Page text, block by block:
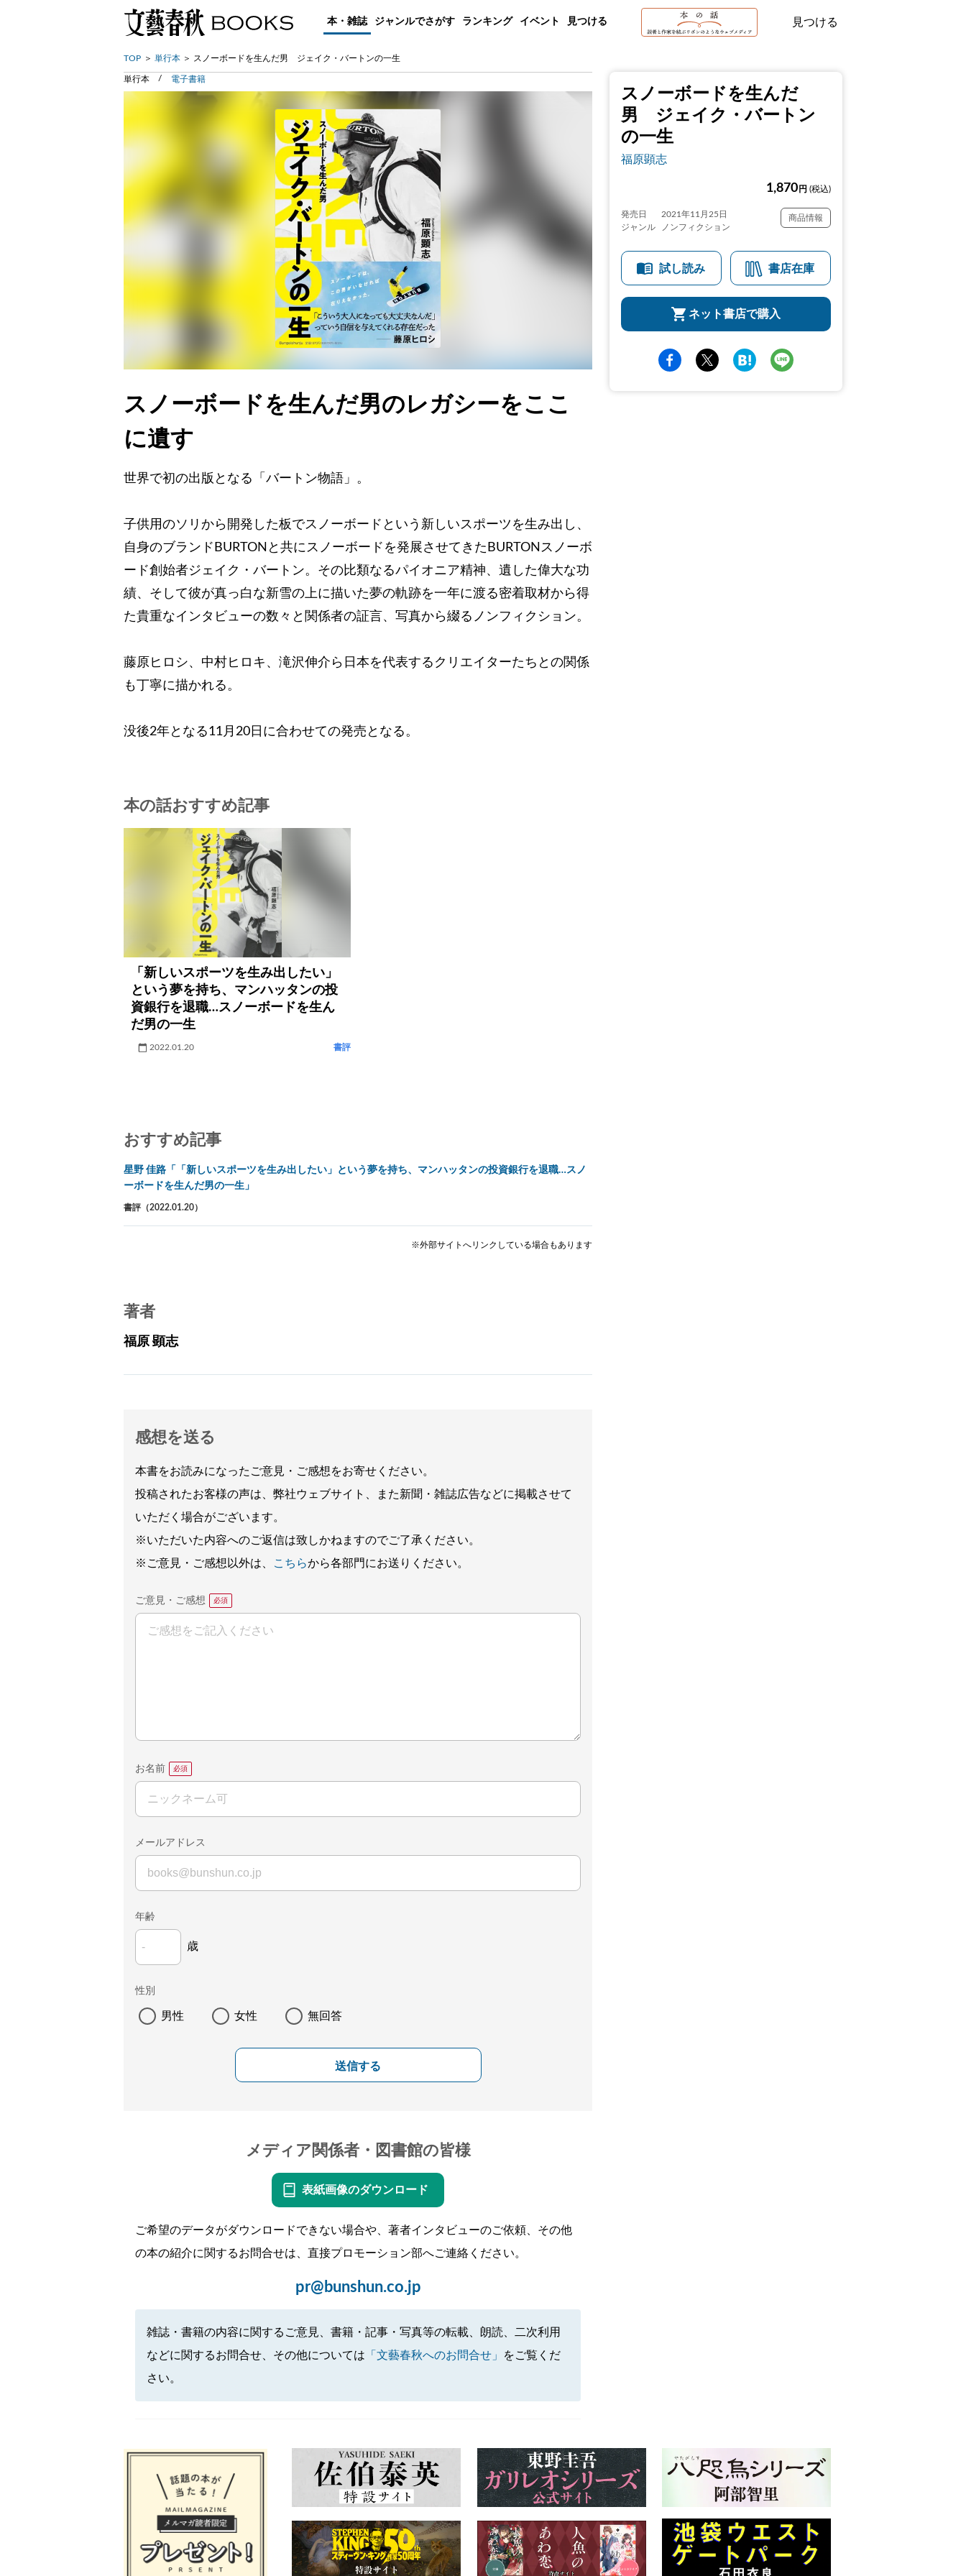
本・雑誌 ジャンルでさがす ランキング イベント 見つける 見つける
TOP 単行本 スノーボードを生んだ男 ジェイク・バートンの一生
スノーボードを生んだ
男 ジェイク・バートン
の一生
福原顕志
1,870 円 (税込)
発売日
2021年11月25日
ジャンル
ノンフィクション
商品情報
試し読み 書店在庫
ネット書店で購入
単行本 電子書籍
スノーボードを生んだ男のレガシーをここ
に遺す
世界で初の出版となる「バートン物語」。
子供用のソリから開発した板でスノーボードという新しいスポーツを生み出し、
自身のブランドBURTONと共にスノーボードを発展させてきたBURTONスノーボ
ード創始者ジェイク・バートン。その比類なるパイオニア精神、遺した偉大な功
績、そして彼が真っ白な新雪の上に描いた夢の軌跡を一年に渡る密着取材から得
た貴重なインタビューの数々と関係者の証言、写真から綴るノンフィクション。
藤原ヒロシ、中村ヒロキ、滝沢伸介ら日本を代表するクリエイターたちとの関係
も丁寧に描かれる。
没後2年となる11月20日に合わせての発売となる。
本の話おすすめ記事
「新しいスポーツを生み出したい」
という夢を持ち、マンハッタンの投
資銀行を退職…スノーボードを生ん
だ男の一生
2022.01.20 書評
おすすめ記事
星野 佳路「「新しいスポーツを生み出したい」という夢を持ち、マンハッタンの投資銀行を退職…スノ
ーボードを生んだ男の一生」
書評（2022.01.20）
※外部サイトへリンクしている場合もあります
著者
福原 顕志
感想を送る
本書をお読みになったご意見・ご感想をお寄せください。
投稿されたお客様の声は、弊社ウェブサイト、また新聞・雑誌広告などに掲載させて
いただく場合がございます。
※いただいた内容へのご返信は致しかねますのでご了承ください。
※ご意見・ご感想以外は、
こちらから各部門にお送りください。
ご意見・ご感想
お名前
メールアドレス
年齢
歳
性別
男性 女性 無回答
送信する
メディア関係者・図書館の皆様
表紙画像のダウンロード
ご希望のデータがダウンロードできない場合や、著者インタビューのご依頼、その他
の本の紹介に関するお問合せは、直接プロモーション部へご連絡ください。
pr@bunshun.co.jp
雑誌・書籍の内容に関するご意見、書籍・記事・写真等の転載、朗読、二次利用
などに関するお問合せ、その他については 「文藝春秋へのお問合せ」
をご覧くだ
さい。